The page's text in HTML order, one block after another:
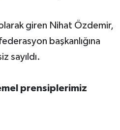
giren Nihat Özdemir,
başkanlığına
sayıldı.
prensiplerimiz